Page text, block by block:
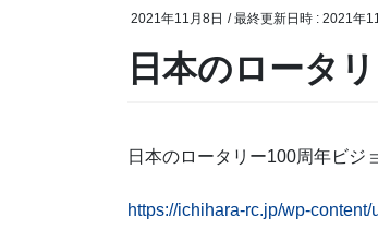
2021年11月8日 / 最終更新日時 : 2021年
日本のロータ
日本のロータリー100周年ビジ
https://ichihara-rc.jp/wp-